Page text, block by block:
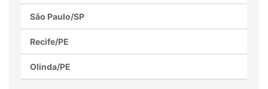
São Paulo/SP
Recife/PE
Olinda/PE